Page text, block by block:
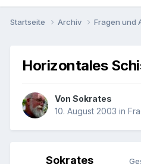
Startseite Archiv Fragen und
Horizontales
Von Sokrates
10. August 2003 in
Sokrates